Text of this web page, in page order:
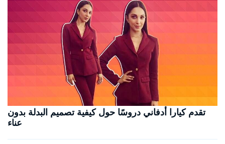
تقدم كيارا أدفاني دروسًا حول كيفية تصميم البدلة بدون
عناء